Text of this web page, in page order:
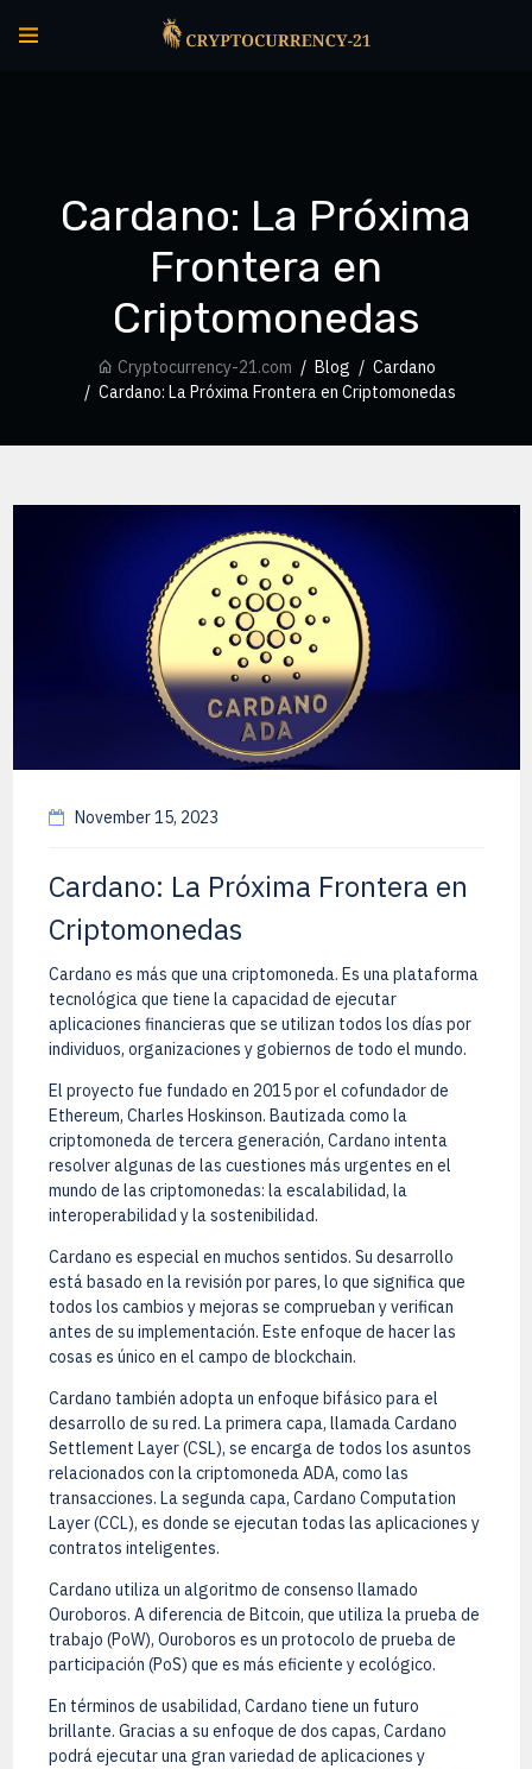
Cardano: La Próxima
Frontera en
Criptomonedas
Cryptocurrency-21.com Blog
Cardano
Cardano: La Próxima Frontera en Criptomonedas
November 15, 2023
Cardano: La Próxima Frontera en
Criptomonedas
Cardano es más que una criptomoneda. Es una plataforma
tecnológica que tiene la capacidad de ejecutar
aplicaciones financieras que se utilizan todos los días por
individuos, organizaciones y gobiernos de todo el mundo.
El proyecto fue fundado en 2015 por el cofundador de
Ethereum, Charles Hoskinson. Bautizada como la
criptomoneda de tercera generación, Cardano intenta
resolver algunas de las cuestiones más urgentes en el
mundo de las criptomonedas: la escalabilidad, la
interoperabilidad y la sostenibilidad.
Cardano es especial en muchos sentidos. Su desarrollo
está basado en la revisión por pares, lo que significa que
todos los cambios y mejoras se comprueban y verifican
antes de su implementación. Este enfoque de hacer las
cosas es único en el campo de blockchain.
Cardano también adopta un enfoque bifásico para el
desarrollo de su red. La primera capa, llamada Cardano
Settlement Layer (CSL), se encarga de todos los asuntos
relacionados con la criptomoneda ADA, como las
transacciones. La segunda capa, Cardano Computation
Layer (CCL), es donde se ejecutan todas las aplicaciones y
contratos inteligentes.
Cardano utiliza un algoritmo de consenso llamado
Ouroboros. A diferencia de Bitcoin, que utiliza la prueba de
trabajo (PoW), Ouroboros es un protocolo de prueba de
participación (PoS) que es más eficiente y ecológico.
En términos de usabilidad, Cardano tiene un futuro
brillante. Gracias a su enfoque de dos capas, Cardano
podrá ejecutar una gran variedad de aplicaciones y